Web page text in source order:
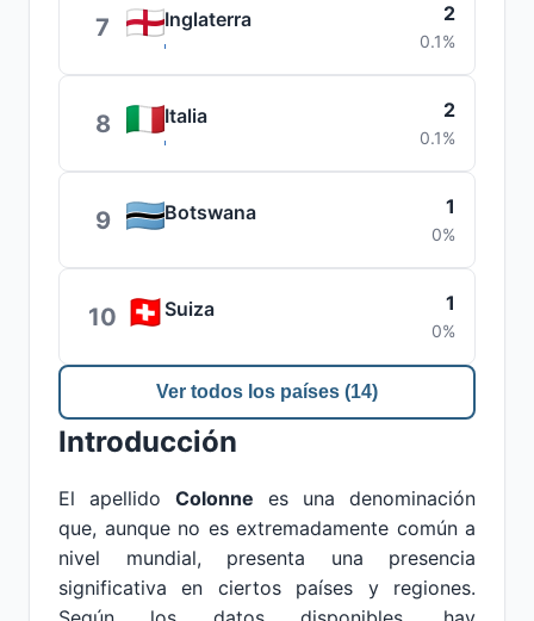
7 Inglaterra 2
0.1%
8 Italia 2
0.1%
9 Botswana 1
0%
10 Suiza 1
0%
Ver todos los países (14)
Introducción
El apellido Colonne es una denominación
que, aunque no es extremadamente común a
nivel mundial, presenta una presencia
significativa en ciertos países y regiones.